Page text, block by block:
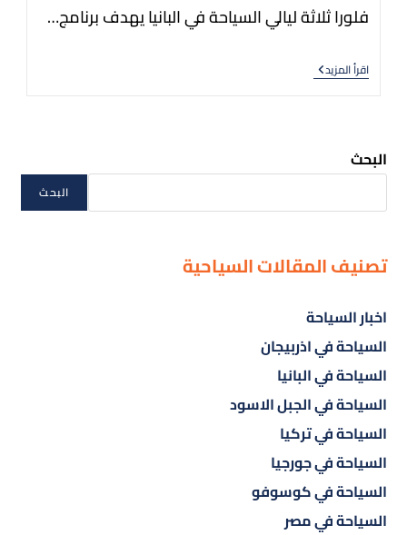
فلورا ثلاثة ليالي السياحة في البانيا يهدف برنامج…
اقرأ المزيد
البحث
البحث
تصنيف المقالات السياحية
اخبار السياحة
السياحة في اذربيجان
السياحة في البانيا
السياحة في الجبل الاسود
السياحة في تركيا
السياحة في جورجيا
السياحة في كوسوفو
السياحة في مصر